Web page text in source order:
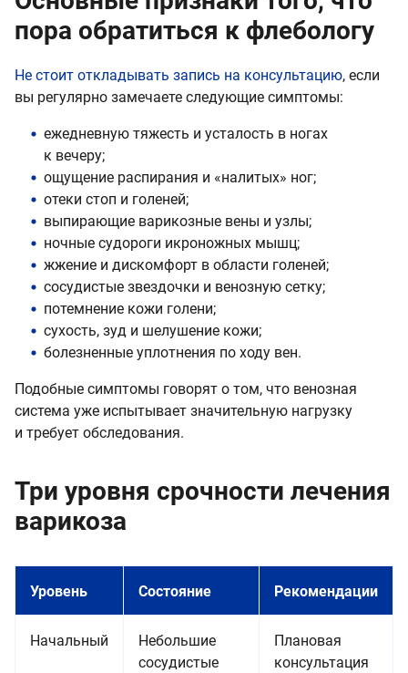
пора обратиться к флебологу
Не стоит откладывать запись на консультацию, если
вы регулярно замечаете следующие симптомы:
ежедневную тяжесть и усталость в ногах
к вечеру;
ощущение распирания и «налитых» ног;
отеки стоп и голеней;
выпирающие варикозные вены и узлы;
ночные судороги икроножных мышц;
жжение и дискомфорт в области голеней;
сосудистые звездочки и венозную сетку;
потемнение кожи голени;
сухость, зуд и шелушение кожи;
болезненные уплотнения по ходу вен.
Подобные симптомы говорят о том, что венозная
система уже испытывает значительную нагрузку
и требует обследования.
Три уровня срочности лечения
варикоза
Уровень Состояние Рекомендации
Начальный
Небольшие
сосудистые
Плановая
консультация